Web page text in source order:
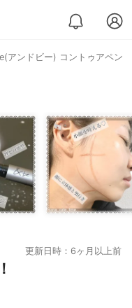
アンドビー) コントゥアペン
更新日時：6ヶ月以上前